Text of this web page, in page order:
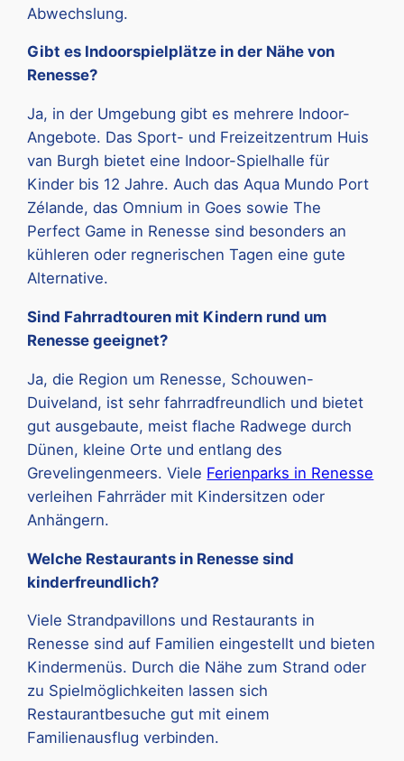
Abwechslung.
Gibt es Indoorspielplätze in der Nähe von
Renesse?
Ja, in der Umgebung gibt es mehrere Indoor-
Angebote. Das Sport- und Freizeitzentrum Huis
van Burgh bietet eine Indoor-Spielhalle für
Kinder bis 12 Jahre. Auch das Aqua Mundo Port
Zélande, das Omnium in Goes sowie The
Perfect Game in Renesse sind besonders an
kühleren oder regnerischen Tagen eine gute
Alternative.
Sind Fahrradtouren mit Kindern rund um
Renesse geeignet?
Ja, die Region um Renesse, Schouwen-
Duiveland, ist sehr fahrradfreundlich und bietet
gut ausgebaute, meist flache Radwege durch
Dünen, kleine Orte und entlang des
Grevelingenmeers. Viele Ferienparks in Renesse
verleihen Fahrräder mit Kindersitzen oder
Anhängern.
Welche Restaurants in Renesse sind
kinderfreundlich?
Viele Strandpavillons und Restaurants in
Renesse sind auf Familien eingestellt und bieten
Kindermenüs. Durch die Nähe zum Strand oder
zu Spielmöglichkeiten lassen sich
Restaurantbesuche gut mit einem
Familienausflug verbinden.